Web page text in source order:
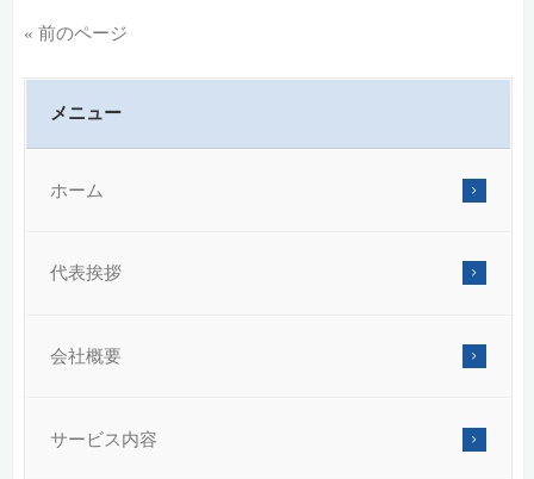
« 前のページ
メニュー
ホーム
代表挨拶
会社概要
サービス内容